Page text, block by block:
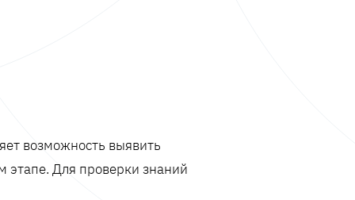
возможность выявить
этапе. Для проверки знаний